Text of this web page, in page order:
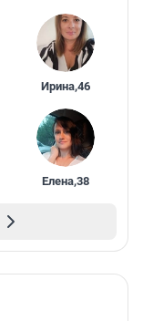
Ирина,46
Елена,38